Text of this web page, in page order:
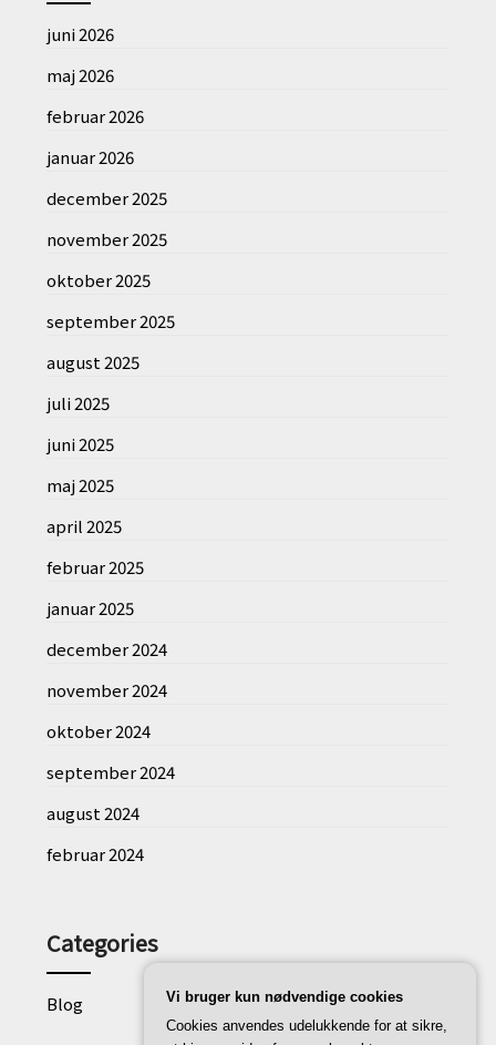
juni 2026
maj 2026
februar 2026
januar 2026
december 2025
november 2025
oktober 2025
september 2025
august 2025
juli 2025
juni 2025
maj 2025
april 2025
februar 2025
januar 2025
december 2024
november 2024
oktober 2024
september 2024
august 2024
februar 2024
Categories
Blog
Vi bruger kun nødvendige cookies
Cookies anvendes udelukkende for at sikre,